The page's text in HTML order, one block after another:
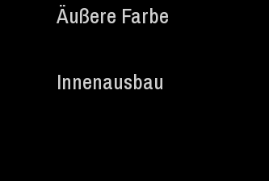
Äußere Farbe
Innenausbau